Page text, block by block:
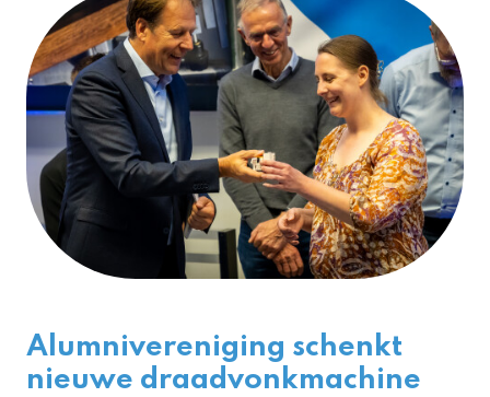
Alumnivereniging schenkt
nieuwe draadvonkmachine